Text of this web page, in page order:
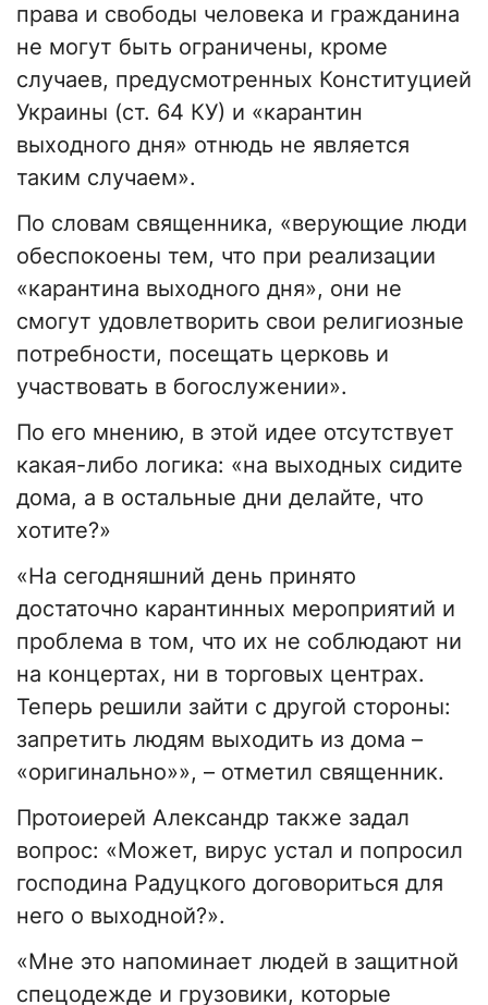
права и свободы человека и гражданина
не могут быть ограничены, кроме
случаев, предусмотренных Конституцией
Украины (ст. 64 КУ) и «карантин
выходного дня» отнюдь не является
таким случаем».
По словам священника, «верующие люди
обеспокоены тем, что при реализации
«карантина выходного дня», они не
смогут удовлетворить свои религиозные
потребности, посещать церковь и
участвовать в богослужении».
По его мнению, в этой идее отсутствует
какая-либо логика: «на выходных сидите
дома, а в остальные дни делайте, что
хотите?»
«На сегодняшний день принято
достаточно карантинных мероприятий и
проблема в том, что их не соблюдают ни
на концертах, ни в торговых центрах.
Теперь решили зайти с другой стороны:
запретить людям выходить из дома –
«оригинально»», – отметил священник.
Протоиерей Александр также задал
вопрос: «Может, вирус устал и попросил
господина Радуцкого договориться для
него о выходной?».
«Мне это напоминает людей в защитной
спецодежде и грузовики, которые